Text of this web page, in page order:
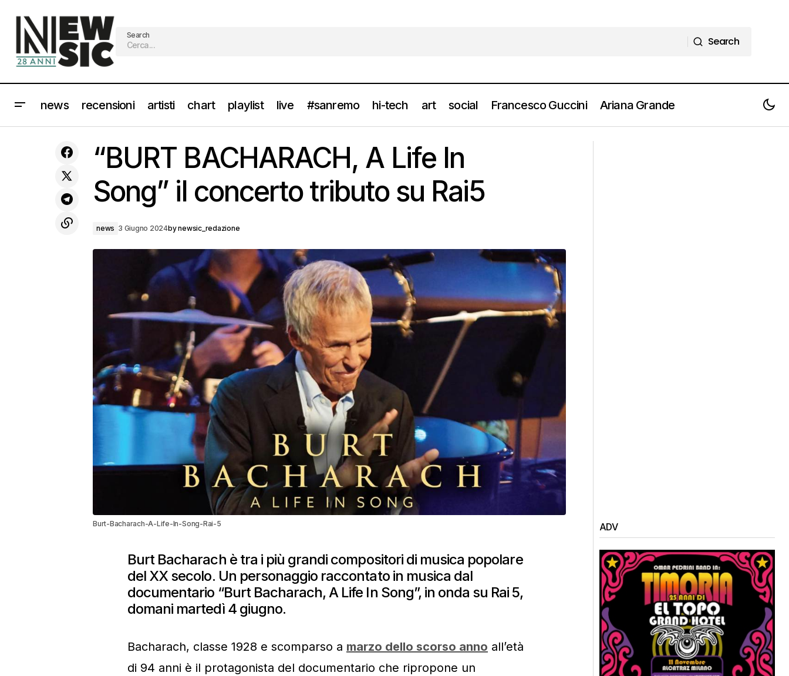
Search
Search
news recensioni artisti chart playlist live #sanremo hi-tech art social Francesco Guccini Ariana Grande
“Shut Up And Dance” [Tormentoni
“BURT BACHARACH, A Life In Song” il concerto tributo su Rai5
“BURT BACHARACH, A Life In
Song” il concerto tributo su Rai5
news 3 Giugno 2024bynewsic_redazione
Burt-Bacharach-A-Life-In-Song-Rai-5
Burt Bacharach è tra i più grandi compositori di musica popolare
del XX secolo. Un personaggio raccontato in musica dal
documentario “Burt Bacharach, A Life In Song”, in onda su Rai 5,
domani martedì 4 giugno.
Bacharach, classe 1928 e scomparso a marzo dello scorso anno all’età
di 94 anni è il protagonista del documentario che ripropone un
ADV